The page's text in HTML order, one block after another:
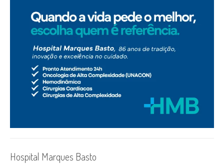
Hospital Marques Basto